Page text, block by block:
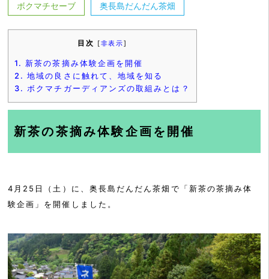
ボクマチセーブ 奥長島だんだん茶畑
目次 [非表示]
1. 新茶の茶摘み体験企画を開催
2. 地域の良さに触れて、地域を知る
3. ボクマチガーディアンズの取組みとは？
新茶の茶摘み体験企画を開催
4月25日（土）に、奥長島だんだん茶畑で「新茶の茶摘み体
験企画」を開催しました。